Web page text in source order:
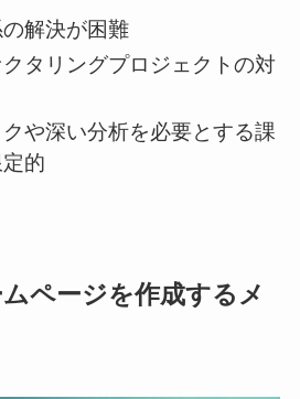
解決が困難
タリングプロジェクトの対
や深い分析を必要とする課
的
ページを作成するメ